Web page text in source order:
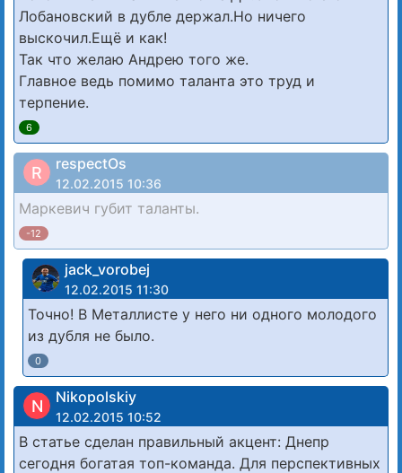
Лобановский в дубле держал.Но ничего
выскочил.Ещё и как!
Так что желаю Андрею того же.
Главное ведь помимо таланта это труд и
терпение.
6
R respectOs
12.02.2015 10:36
Маркевич губит таланты.
-12
jack_vorobej
12.02.2015 11:30
Точно! В Металлисте у него ни одного молодого
из дубля не было.
0
N Nikopolskiy
12.02.2015 10:52
В статье сделан правильный акцент: Днепр
сегодня богатая топ-команда. Для перспективных